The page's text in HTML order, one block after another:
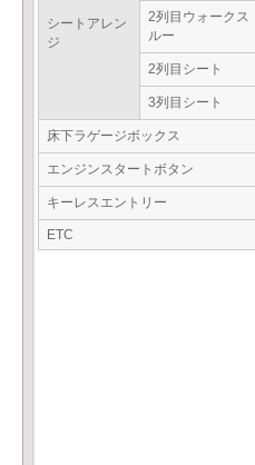
シートアレン
ジ
2列目ウォークス
ルー
2列目シート
3列目シート
床下ラゲージボックス
エンジンスタートボタン
キーレスエントリー
ETC